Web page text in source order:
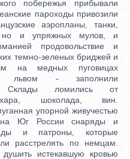
прибывали
пароходы привозили
аэропланы, танки,
но и упряжных мулов, и
продовольствие и
темно-зеленых бриджей и
на медных пуговицах
львом - заполнили
Склады ломились от
шоколада, вин.
упорной живучестью
Юг России снаряды и
и патроны, которые
расстрелять по немцам.
истекавшую кровью